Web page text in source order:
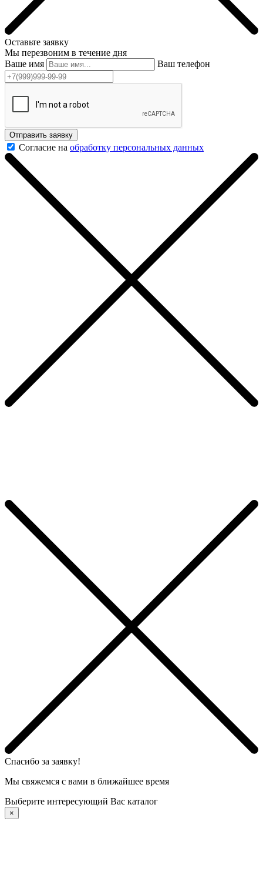
Оставьте заявку
Мы перезвоним в течение дня
Ваше имя
Ваш телефон
Отправить заявку
Согласие на обработку персональных данных
Спасибо за заявку!
Мы свяжемся с вами в ближайшее время
Выберите интересующий Вас каталог
×